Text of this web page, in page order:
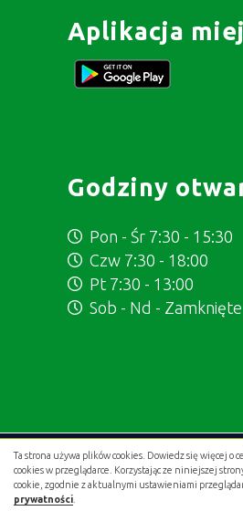
Ta strona używa plików cookies. Dowiedz się więcej
cookies w przeglądarce. Korzystając ze niniejszej
cookie, zgodnie z aktualnymi ustawieniami
prywatności
Aplikacja
Godziny
Pon - Śr 7:30 - 15:30
Czw 7:30 - 18:00
Pt 7:30 - 13:00
Sob - Nd - Zamknięte
Projekt i wykonanie:.gold